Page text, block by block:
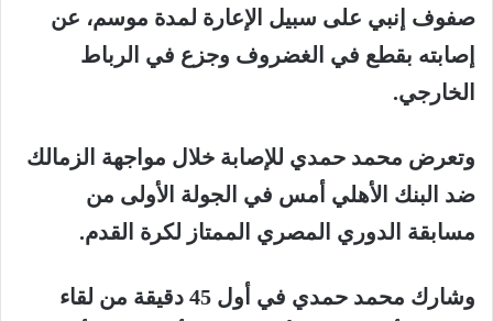
صفوف إنبي على سبيل الإعارة لمدة موسم، عن
إصابته بقطع في الغضروف وجزع في الرباط
الخارجي.
وتعرض محمد حمدي للإصابة خلال مواجهة الزمالك
ضد البنك الأهلي أمس في الجولة الأولى من
مسابقة الدوري المصري الممتاز لكرة القدم.
وشارك محمد حمدي في أول 45 دقيقة من لقاء